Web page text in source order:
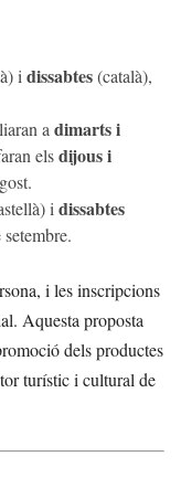
i dissabtes(català),
a dimarts i
elsdijous i
i dissabtes
i les inscripcions
Aquesta proposta
dels productes
turístic i cultural de